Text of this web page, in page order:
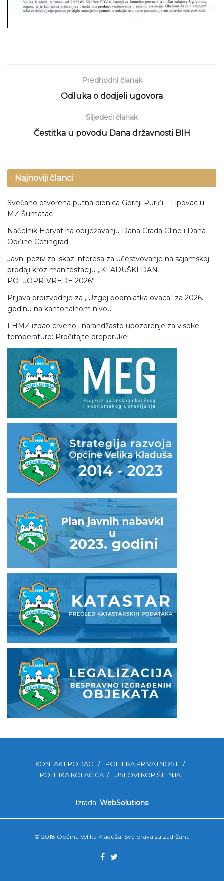
Predhodni članak
Odluka o dodjeli ugovora
Slijedeći članak
Čestitka u povodu Dana državnosti BIH
Najnoviji članci
Svečano otvorena putna dionica Gornji Purići – Lipovac u
MZ Šumatac
Načelnik Horvat na obilježavanju Dana Grada Gline i Dana
Općine Cetingrad
Javni poziv za iskaz interesa za učestvovanje na sajamskoj
prodaji kroz manifestaciju „KLADUŠKI DANI
POLJOPRIVREDE 2026”
Prijava proizvodnje za „Uzgoj podmlatka ovaca“ za 2026.
godinu na kantonalnom nivou
FHMZ izdao crveno i narandžasto upozorenje za visoke
temperature: Pročitajte preporuke!
KONTAKT PODACI
POLITIKA PRIVATNOSTI
POLITIKA KOLAČIĆA
USLOVI KORIŠTENJA
Izrada: WebSolutions
© 2018 Općina Velika Kladuša. Sva prava su zadržana